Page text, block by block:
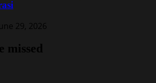
June 29, 2026
missed